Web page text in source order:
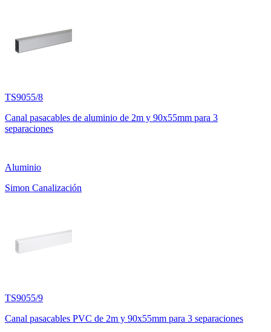
TS9055/8
Canal pasacables de aluminio de 2m y 90x55mm para 3
separaciones
Aluminio
Simon Canalización
TS9055/9
Canal pasacables PVC de 2m y 90x55mm para 3 separaciones